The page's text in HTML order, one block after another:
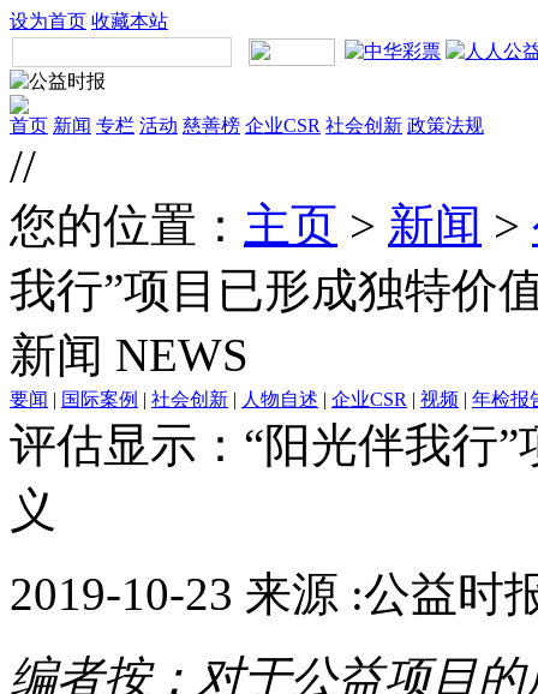
设为首页 收藏本站
首页 新闻 专栏 活动 慈善榜 企业CSR 社会创新 政策法规
//
您的位置： 主页 > 新闻 >
我行”项目已形成独特价
新闻 NEWS
要闻 | 国际案例 | 社会创新 | 人物自述 | 企业CSR | 视频 | 年检报
评估显示：“阳光伴我行
义
2019-10-23 来源 :公益时
编者按：对于公益项目